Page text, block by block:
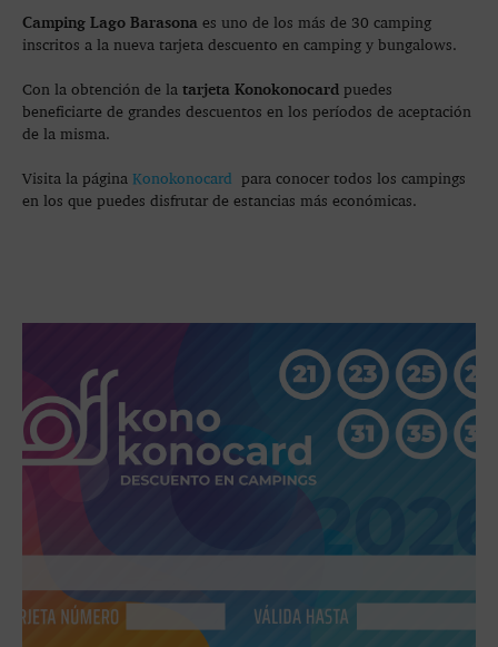
Camping Lago Barasona es uno de los más de 30 camping
inscritos a la nueva tarjeta descuento en camping y bungalows.
Con la obtención de la tarjeta Konokonocard puedes
beneficiarte de grandes descuentos en los períodos de aceptación
de la misma.
Visita la página Konokonocard para conocer todos los campings
en los que puedes disfrutar de estancias más económicas.